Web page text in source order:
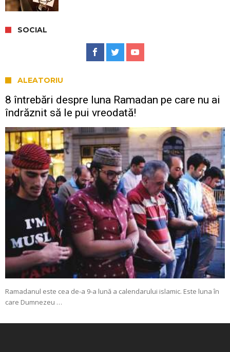
SOCIAL
ALEATORIU
8 întrebări despre luna Ramadan pe care nu ai
îndrăznit să le pui vreodată!
Ramadanul este cea de-a 9-a lună a calendarului islamic. Este luna în
care Dumnezeu …